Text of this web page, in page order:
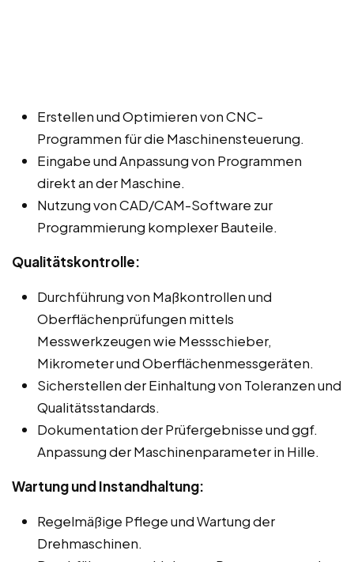
Erstellen und Optimieren von CNC-
Programmen für die Maschinensteuerung.
Eingabe und Anpassung von Programmen
direkt an der Maschine.
Nutzung von CAD/CAM-Software zur
Programmierung komplexer Bauteile.
Qualitätskontrolle:
Durchführung von Maßkontrollen und
Oberflächenprüfungen mittels
Messwerkzeugen wie Messschieber,
Mikrometer und Oberflächenmessgeräten.
Sicherstellen der Einhaltung von Toleranzen und
Qualitätsstandards.
Dokumentation der Prüfergebnisse und ggf.
Anpassung der Maschinenparameter in Hille.
Wartung und Instandhaltung:
Regelmäßige Pflege und Wartung der
Drehmaschinen.